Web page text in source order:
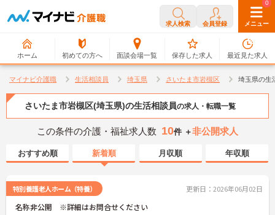
求人検索 会員登録 メニュー
ホーム 初めての方へ 面談会場一覧
0
保存した求人
0
最近見た求人
マイナビ介護職 生活相談員 埼玉県 さいたま市岩槻区 埼玉県の生
さいたま市岩槻区(埼玉県)の生活相談員の求人・転職一覧
この条件の介護・福祉求人数 10件 ＋非公開求人
おすすめ順 新着順 月収順 年収順
特別養護老人ホーム（特養） 更新日：2026年06月02日
名称非公開 ※詳細はお問合せください